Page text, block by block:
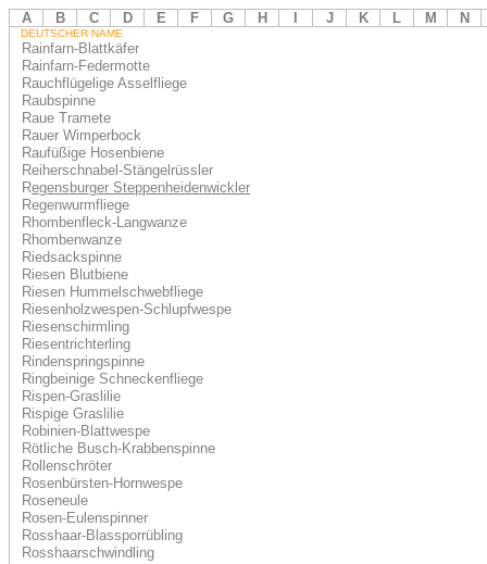
A B C D E F G H J K L M N
DEUTSCHER NAME
Rainfarn-Blattkäfer
Rainfarn-Federmotte
Rauchflügelige Asselfliege
Raubspinne
Raue Tramete
Rauer Wimperbock
Raufüßige Hosenbiene
Reiherschnabel-Stängelrüssler
Regensburger Steppenheidenwickler
Regenwurmfliege
Rhombenfleck-Langwanze
Rhombenwanze
Riedsackspinne
Riesen Blutbiene
Riesen Hummelschwebfliege
Riesenholzwespen-Schlupfwespe
Riesenschirmling
Riesentrichterling
Rindenspringspinne
Ringbeinige Schneckenfliege
Rispen-Graslilie
Rispige Graslilie
Robinien-Blattwespe
Rötliche Busch-Krabbenspinne
Rollenschröter
Rosenbürsten-Hornwespe
Roseneule
Rosen-Eulenspinner
Rosshaar-Blassporrübling
Rosshaarschwindling